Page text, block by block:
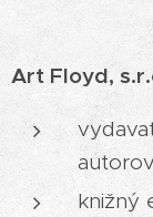
Art Floyd,
autorov
knižný